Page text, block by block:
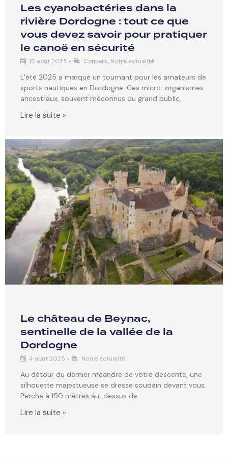
Les cyanobactéries dans la
rivière Dordogne : tout ce que
vous devez savoir pour pratiquer
le canoë en sécurité
18 août 2025 • Conseils, Notre actualité
L’été 2025 a marqué un tournant pour les amateurs de
sports nautiques en Dordogne. Ces micro-organismes
ancestraux, souvent méconnus du grand public,
Lire la suite »
Le château de Beynac,
sentinelle de la vallée de la
Dordogne
4 août 2025 • Notre actualité
Au détour du dernier méandre de votre descente, une
silhouette majestueuse se dresse soudain devant vous.
Perché à 150 mètres au-dessus de
Lire la suite »